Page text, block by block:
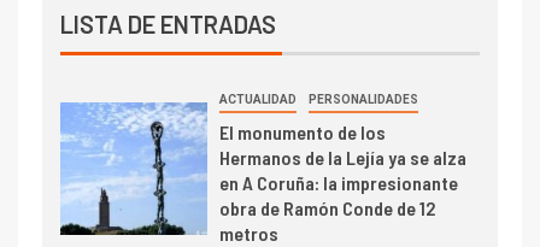
LISTA DE ENTRADAS
ACTUALIDAD PERSONALIDADES
El monumento de los
Hermanos de la Lejía ya se alza
en A Coruña: la impresionante
obra de Ramón Conde de 12
metros